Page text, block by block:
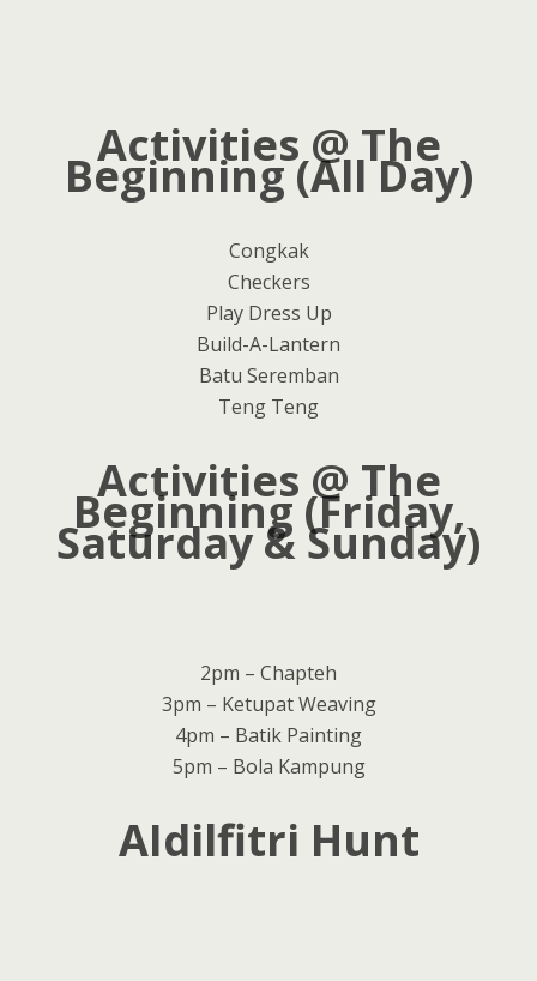
Activities @ The
Beginning (All Day)
Congkak
Checkers
Play Dress Up
Build-A-Lantern
Batu Seremban
Teng Teng
Activities @ The
Beginning (Friday,
Saturday & Sunday)
2pm – Chapteh
3pm – Ketupat Weaving
4pm – Batik Painting
5pm – Bola Kampung
AIdilfitri Hunt